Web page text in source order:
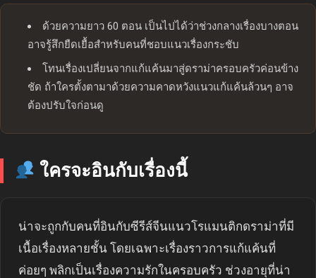
ด้วยความยาว 60 ตอน เป็นไปได้ว่าช่วงกลางเรื่องบางตอน
อาจรู้สึกยืดเยื้อสำหรับคนที่ชอบแนวเรื่องกระชับ
โทนเรื่องเปลี่ยนจากแก้แค้นมาสู่ดราม่าครอบครัวค่อนข้าง
ชัด ถ้าใครตั้งตามาด้วยความคาดหวังแนวแก้แค้นล้วนๆ อาจ
ต้องปรับใจก่อนดู
ใครจะอินกับเรื่องนี้
น่าจะถูกกับคนที่อินกับซีรีส์จีนแนวโรแมนติกดราม่าที่มี
เนื้อเรื่องหลายชั้น โดยเฉพาะเรื่องราวการแก้แค้นที่
ค่อยๆ พลิกเป็นเรื่องความรักในครอบครัว ช่วงอายุที่น่า